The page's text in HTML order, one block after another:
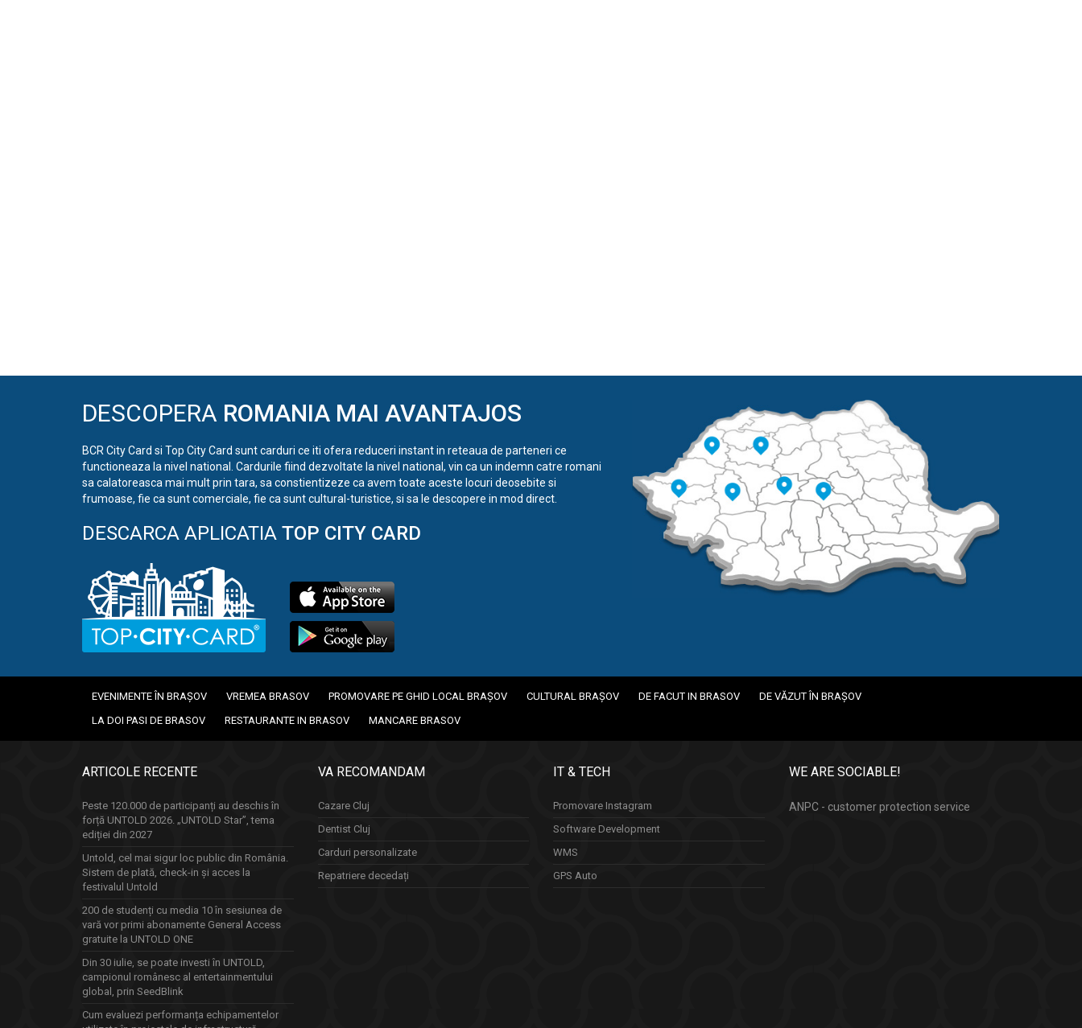
DESCOPERA ROMANIA MAI AVANTAJOS
BCR City Card si Top City Card sunt carduri ce iti ofera reduceri instant in reteaua de parteneri ce
functioneaza la nivel national. Cardurile fiind dezvoltate la nivel national, vin ca un indemn catre romani
sa calatoreasca mai mult prin tara, sa constientizeze ca avem toate aceste locuri deosebite si
frumoase, fie ca sunt comerciale, fie ca sunt cultural-turistice, si sa le descopere in mod direct.
DESCARCA APLICATIA TOP CITY CARD
EVENIMENTE ÎN BRAȘOV VREMEA BRASOV PROMOVARE PE GHID LOCAL BRAȘOV CULTURAL BRAȘOV DE FACUT IN BRASOV
DE VĂZUT ÎN BRAȘOV
LA DOI PASI DE BRASOV
RESTAURANTE IN BRASOV MANCARE BRASOV
ARTICOLE RECENTE
Peste 120.000 de participanți au deschis în
forță UNTOLD 2026. „UNTOLD Star”, tema
ediției din 2027
Untold, cel mai sigur loc public din România.
Sistem de plată, check-in și acces la
festivalul Untold
200 de studenți cu media 10 în sesiunea de
vară vor primi abonamente General Access
gratuite la UNTOLD ONE
Din 30 iulie, se poate investi în UNTOLD,
campionul românesc al entertainmentului
global, prin SeedBlink
Cum evaluezi performanța echipamentelor
VA RECOMANDAM
Cazare Cluj
Dentist Cluj
Carduri personalizate
Repatriere decedați
IT & TECH
Promovare Instagram
Software Development
WMS
GPS Auto
WE ARE SOCIABLE!
ANPC - customer protection service